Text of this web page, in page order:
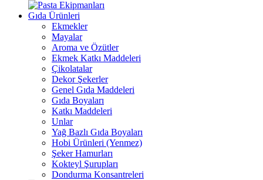
Gıda Ürünleri
Ekmekler
Mayalar
Aroma ve Özütler
Ekmek Katkı Maddeleri
Çikolatalar
Dekor Şekerler
Genel Gıda Maddeleri
Gıda Boyaları
Katkı Maddeleri
Unlar
Yağ Bazlı Gıda Boyaları
Hobi Ürünleri (Yenmez)
Şeker Hamurları
Kokteyl Şurupları
Dondurma Konsantreleri